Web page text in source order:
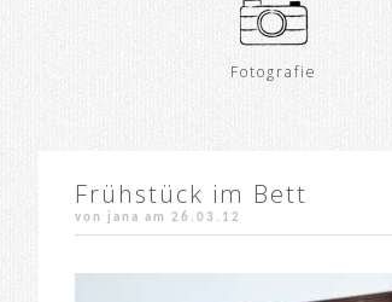
Fotografie
Frühstück im Bett
von jana am 26.03.12